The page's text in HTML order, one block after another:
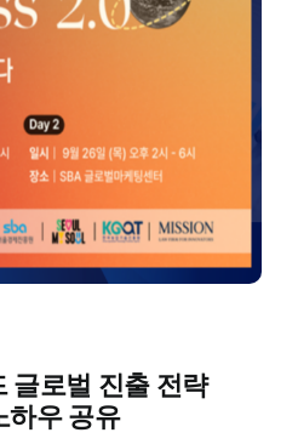
글로벌 진출 전략
하우 공유